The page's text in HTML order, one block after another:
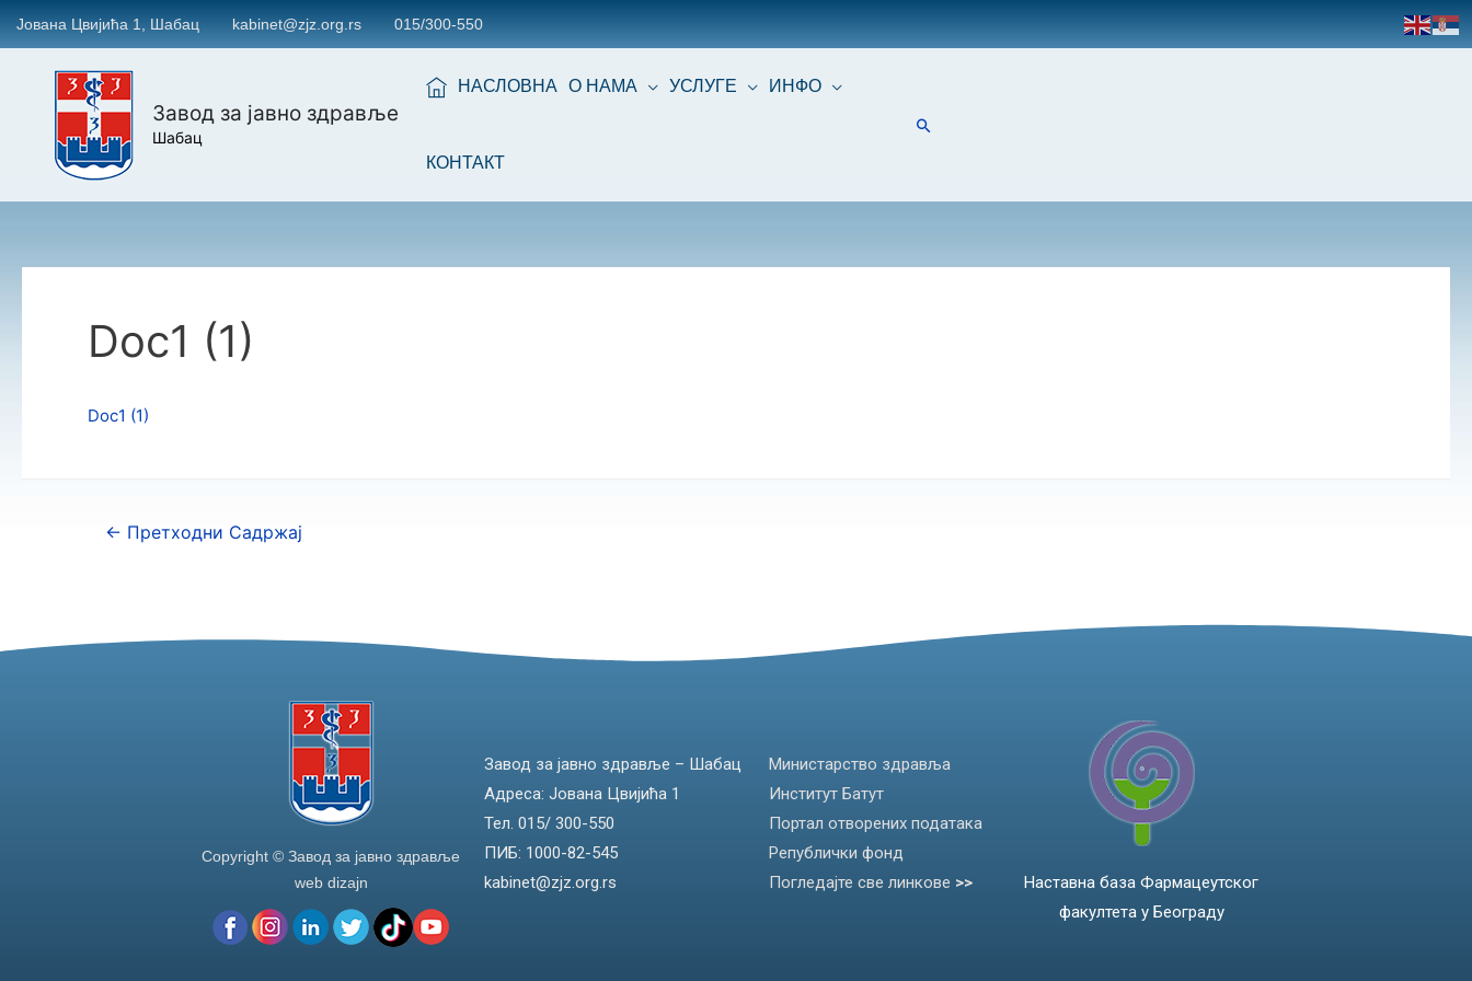
Јована Цвијића 1, Шабац kabinet@zjz.org.rs 015/300-550
Завод за јавно здравље
Шабац
НАСЛОВНА О НАМА УСЛУГЕ ИНФО
КОНТАКТ
Doc1 (1)
Doc1 (1)
← Претходни Садржај
Copyright © Завод за јавно здравље
web dizajn
Завод за јавно здравље – Шабац
Адреса: Јована Цвијића 1
Тел. 015/ 300-550
ПИБ: 1000-82-545
kabinet@zjz.org.rs
Министарство здравља
Институт Батут
Портал отворених података
Републички фонд
Погледајте све линкове >>
Наставна база Фармацеутског
факултета у Београду